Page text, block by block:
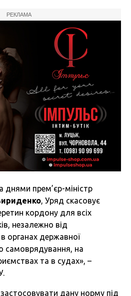
РЕКЛАМА
днями прем’єр-міністр
, Уряд скасовує
кордону для всіх
незалежно від
органах державної
самоврядування, на
та в судах», –
дану норму під